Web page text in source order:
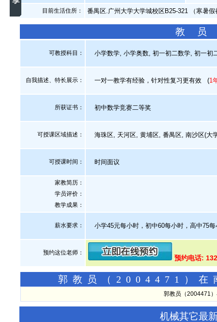
目前生活住所： 番禺区.广州大学大学城校区B25-321 （寒暑
教 员
可教授科目： 小学数学, 小学奥数, 初一初二数学, 初一初
自我描述、特长展示 ： 一对一教学有经验，针对性复习更有效 (1
所获证书 ： 初中数学竞赛二等奖
可授课区域描述： 海珠区, 天河区, 黄埔区, 番禺区, 南沙区(大
可授课时间： 时间面议
家教简历：
学员评价：
教学成果：
薪水要求： 小学45元每小时，初中60每小时，高中75每
预约这位老师：
预约电话:
郭教员（2004471）在
郭教员（2004471
机械其它最